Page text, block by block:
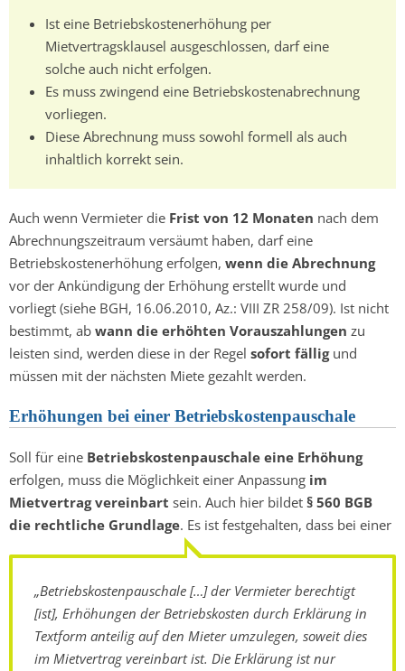
Ist eine Betriebskostenerhöhung per
Mietvertragsklausel ausgeschlossen, darf eine
solche auch nicht erfolgen.
Es muss zwingend eine Betriebskostenabrechnung
vorliegen.
Diese Abrechnung muss sowohl formell als auch
inhaltlich korrekt sein.
Auch wenn Vermieter die Frist von 12 Monaten nach dem
Abrechnungszeitraum versäumt haben, darf eine
Betriebskostenerhöhung erfolgen, wenn die Abrechnung
vor der Ankündigung der Erhöhung erstellt wurde und
vorliegt (siehe BGH, 16.06.2010, Az.: VIII ZR 258/09). Ist nicht
bestimmt, ab wann die erhöhten Vorauszahlungen zu
leisten sind, werden diese in der Regel sofort fälligund
müssen mit der nächsten Miete gezahlt werden.
Erhöhungen bei einer Betriebskostenpauschale
Soll für eine Betriebskostenpauschale eine Erhöhung
erfolgen, muss die Möglichkeit einer Anpassung im
Mietvertrag vereinbart sein. Auch hier bildet § 560 BGB
die rechtliche Grundlage. Es ist festgehalten, dass bei einer
„Betriebskostenpauschale […] der Vermieter berechtigt
[ist], Erhöhungen der Betriebskosten durch Erklärung in
Textform anteilig auf den Mieter umzulegen, soweit dies
im Mietvertrag vereinbart ist. Die Erklärung ist nur